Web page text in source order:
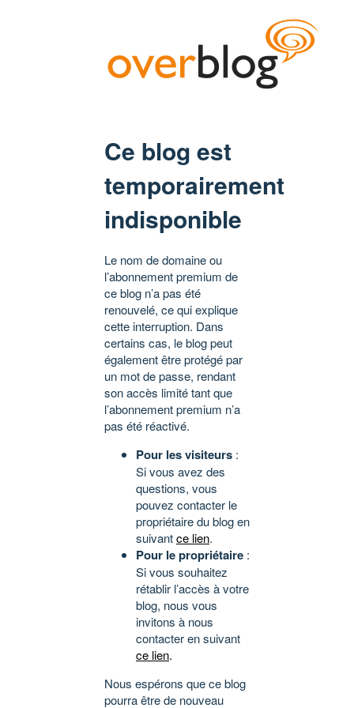
Ce blog est
temporairement
indisponible
Le nom de domaine ou
l’abonnement premium de
ce blog n’a pas été
renouvelé, ce qui explique
cette interruption. Dans
certains cas, le blog peut
également être protégé par
un mot de passe, rendant
son accès limité tant que
l’abonnement premium n’a
pas été réactivé.
Pour les visiteurs :
Si vous avez des
questions, vous
pouvez contacter le
propriétaire du blog en
suivantce lien.
Pour le propriétaire :
Si vous souhaitez
rétablir l’accès à votre
blog, nous vous
invitons à nous
contacter en suivant
ce lien.
Nous espérons que ce blog
pourra être de nouveau